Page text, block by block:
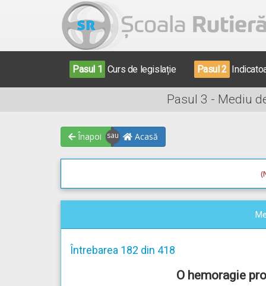
Pasul 1 Curs de legislație Pasul 2
Pasul 3 - Mediu
Înapoi Acasă
Întrebarea 182 din 418
O hemoragie